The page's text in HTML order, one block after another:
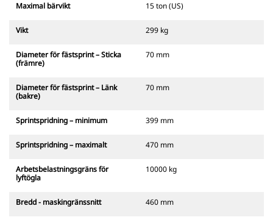
Maximal bärvikt 15 ton (US)
Vikt 299 kg
Diameter för fästsprint – Sticka
(främre)
70 mm
Diameter för fästsprint – Länk
(bakre)
70 mm
Sprintspridning – minimum 399 mm
Sprintspridning – maximalt 470 mm
Arbetsbelastningsgräns för
lyftögla
10000 kg
Bredd - maskingränssnitt 460 mm